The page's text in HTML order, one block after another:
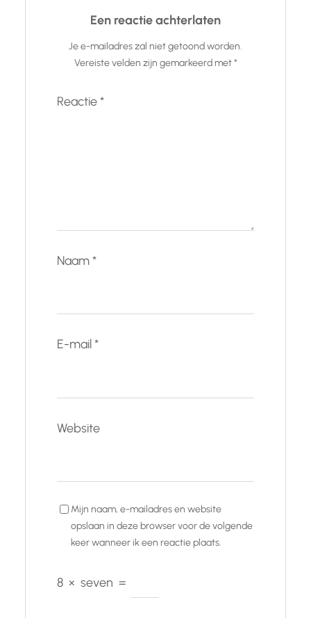
Een reactie achterlaten
Je e-mailadres zal niet getoond worden.
Vereiste velden zijn gemarkeerd met*
Reactie*
Naam*
E-mail*
Website
Mijn naam, e-mailadres en website
opslaan in deze browser voor de volgende
keer wanneer ik een reactie plaats.
8 × seven =